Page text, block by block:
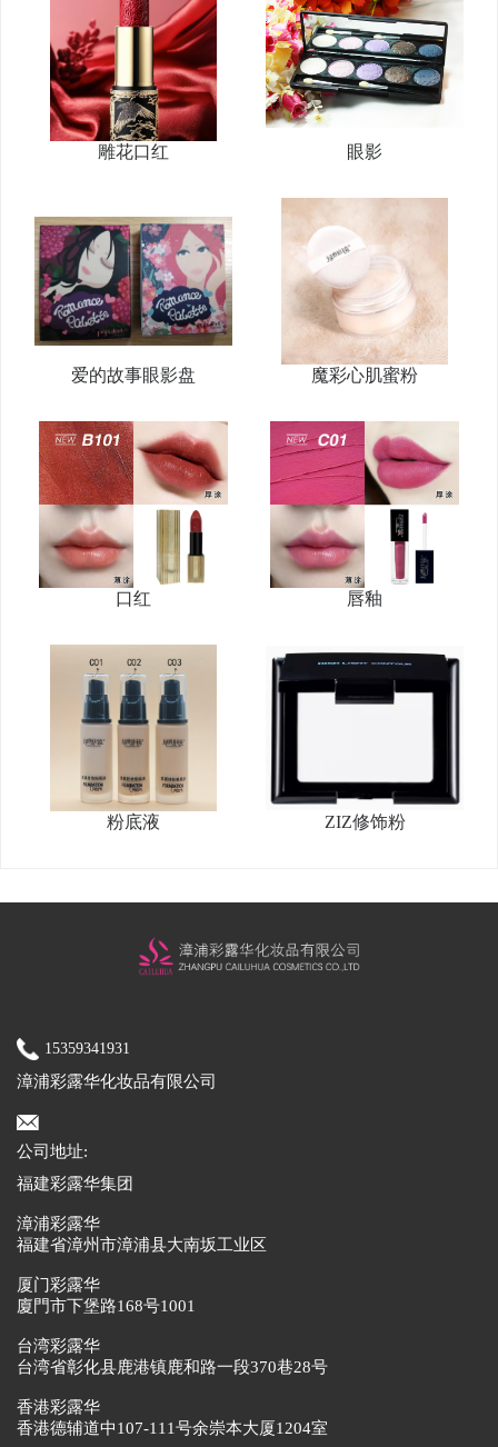
雕花口红 眼影
爱的故事眼影盘 魔彩心肌蜜粉
口红 唇釉
粉底液 ZIZ修饰粉
15359341931
漳浦彩露华化妆品有限公司
公司地址:
福建彩露华集团
漳浦彩露华
福建省漳州市漳浦县大南坂工业区
厦门彩露华
廈門市下堡路168号1001
台湾彩露华
台湾省彰化县鹿港镇鹿和路一段370巷28号
香港彩露华
香港德辅道中107-111号余崇本大厦1204室